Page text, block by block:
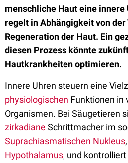
menschliche Haut eine innere
regelt in Abhängigkeit von der
Regeneration der Haut. Ein
diesen Prozess könnte
Hautkrankheiten optimieren.
Innere Uhren steuern eine
physiologischen Funktionen in
Organismen. Bei Säugetieren
zirkadiane Schrittmacher im
Suprachiasmatischen Nukleus
Hypothalamus, und